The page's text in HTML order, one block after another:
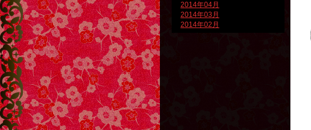
2014年04月
2014年03月
2014年02月